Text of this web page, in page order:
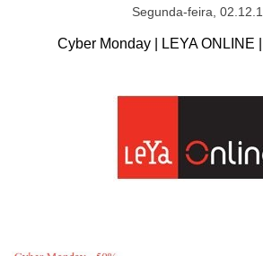
Segunda-feira,
Cyber Monday | LEYA ONLINE